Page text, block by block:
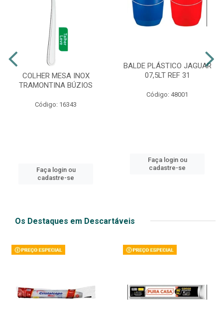
COLHER MESA INOX
TRAMONTINA BÚZIOS
Código: 16343
Faça login ou
cadastre-se
BALDE PLÁSTICO JAGUAR
07,5LT REF 31
Código: 48001
Faça login ou
cadastre-se
Os Destaques em Descartáveis